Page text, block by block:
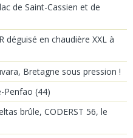
de Saint-Cassien et de
déguisé en chaudière XXL à
Bretagne sous pression !
Penfao (44)
brûle, CODERST 56, le